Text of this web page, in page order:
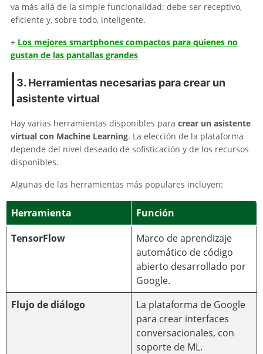
va más allá de la simple funcionalidad: debe ser receptivo,
eficiente y, sobre todo, inteligente.
+ Los mejores smartphones compactos para quienes no
gustan de las pantallas grandes
3. Herramientas necesarias para crear un
asistente virtual
Hay varias herramientas disponibles para crear un asistente
virtual con Machine Learning. La elección de la plataforma
depende del nivel deseado de sofisticación y de los recursos
disponibles.
Algunas de las herramientas más populares incluyen:
Herramienta
Función
TensorFlow
Marco de aprendizaje
automático de código
abierto desarrollado por
Google.
Flujo de diálogo
La plataforma de Google
para crear interfaces
conversacionales, con
soporte de ML.